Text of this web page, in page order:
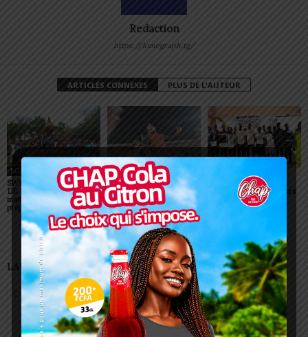
Redaction
https://lomegraph.tg/
ARTICLES CONNEXES PLUS DE L'AUTEUR
SOCIÉTÉ
SWEDD+ Togo / ECOLE
DE LA CHANCE : les
maitres-artisans se
préparent à transmettre
SOCIÉTÉ
Glory Night 2026: Sonnie
Badu fait chanter des
milliers de personnes à
Lomé
Vogan : AGRI-ESPOIR
récompense les meilleurs
talents
LAISSER UN COMMENTAIRE